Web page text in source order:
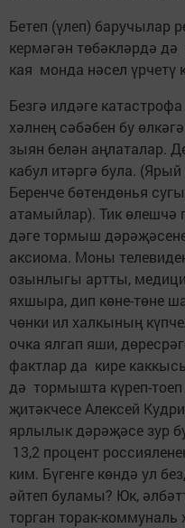
Бетеп (үлеп) баручылар
кермәгән төбәкләрдә
кая монда нәсел үрчетү
Безгә илдәге
хәлнең сәбәбен бу
зыян белән аңлаталар.
кабул итәргә була.
Беренче бөтендөнья
атамыйлар). Тик өлешчә
дәге тормыш
аксиома. Моны
озынлыгы артты,
яхшыра, дип көне-төне
чөнки ил халкының
очка ялгап яши,
фактлар да кире
дә тормышта күреп-
җитәкчесе Алексей
ярлылык дәрәҗәсе зур
13,2 процент
ким. Бүгенге көндә ул
әйтеп буламы? Юк,
торган торак-